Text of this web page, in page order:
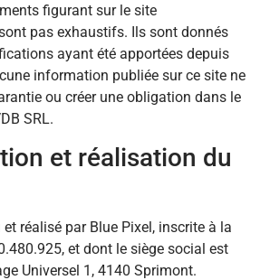
figurant sur le site
pas exhaustifs. Ils sont donnés
ayant été apportées depuis
information publiée sur ce site ne
ou créer une obligation dans le
SRL.
et réalisation du
réalisé par Blue Pixel, inscrite à la
et dont le siège social est
Universel 1, 4140 Sprimont.